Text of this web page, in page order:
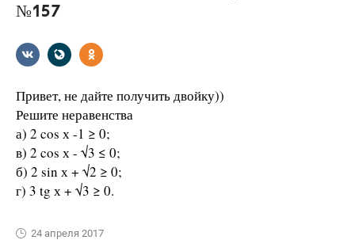
№157
Привет, не дайте получить двойку))
Решите неравенства
а) 2 cos х -1 ≥ 0;
в) 2 cos х - √3 ≤ 0;
б) 2 sin х + √2 ≥ 0;
г) 3 tg х + √3 ≥ 0.
24 апреля 2017